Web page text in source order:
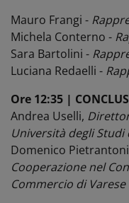
Mauro Frangi -
Michela Conterno -
Sara Bartolini -
Luciana Redaelli -
Ore 12:35 |
Andrea Uselli,
Università degli
Domenico
Cooperazione nel
Commercio di Varese